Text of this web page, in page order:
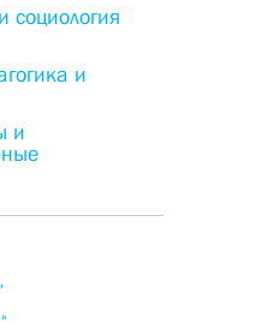
социология
и
и